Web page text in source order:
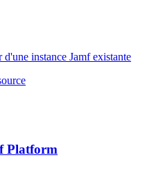
instance Jamf existante
Platform